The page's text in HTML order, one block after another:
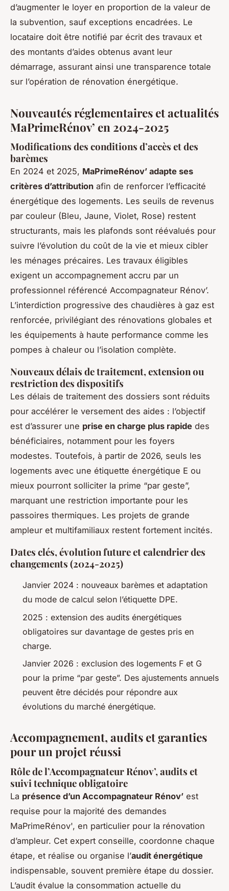
d’augmenter le loyer en proportion de la valeur de
la subvention, sauf exceptions encadrées. Le
locataire doit être notifié par écrit des travaux et
des montants d’aides obtenus avant leur
démarrage, assurant ainsi une transparence totale
sur l’opération de rénovation énergétique.
Nouveautés réglementaires et actualités
MaPrimeRénov’ en 2024-2025
Modifications des conditions d’accès et des
barèmes
En 2024 et 2025, MaPrimeRénov’ adapte ses
critères d’attribution afin de renforcer l’efficacité
énergétique des logements. Les seuils de revenus
par couleur (Bleu, Jaune, Violet, Rose) restent
structurants, mais les plafonds sont réévalués pour
suivre l’évolution du coût de la vie et mieux cibler
les ménages précaires. Les travaux éligibles
exigent un accompagnement accru par un
professionnel référencé Accompagnateur Rénov’.
L’interdiction progressive des chaudières à gaz est
renforcée, privilégiant des rénovations globales et
les équipements à haute performance comme les
pompes à chaleur ou l’isolation complète.
Nouveaux délais de traitement, extension ou
restriction des dispositifs
Les délais de traitement des dossiers sont réduits
pour accélérer le versement des aides : l’objectif
est d’assurer une prise en charge plus rapide des
bénéficiaires, notamment pour les foyers
modestes. Toutefois, à partir de 2026, seuls les
logements avec une étiquette énergétique E ou
mieux pourront solliciter la prime “par geste”,
marquant une restriction importante pour les
passoires thermiques. Les projets de grande
ampleur et multifamiliaux restent fortement incités.
Dates clés, évolution future et calendrier des
changements (2024-2025)
Janvier 2024 : nouveaux barèmes et adaptation
du mode de calcul selon l’étiquette DPE.
2025 : extension des audits énergétiques
obligatoires sur davantage de gestes pris en
charge.
Janvier 2026 : exclusion des logements F et G
pour la prime “par geste”. Des ajustements annuels
peuvent être décidés pour répondre aux
évolutions du marché énergétique.
Accompagnement, audits et garanties
pour un projet réussi
Rôle de l’Accompagnateur Rénov’, audits et
suivi technique obligatoire
La présence d’un Accompagnateur Rénov’ est
requise pour la majorité des demandes
MaPrimeRénov', en particulier pour la rénovation
d’ampleur. Cet expert conseille, coordonne chaque
étape, et réalise ou organise l’audit énergétique
indispensable, souvent première étape du dossier.
L’audit évalue la consommation actuelle du